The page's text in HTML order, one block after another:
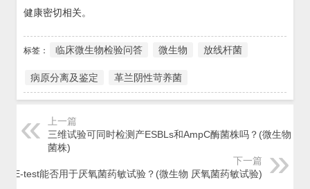
健康密切相关。
标签： 临床微生物检验问答 微生物 放线杆菌
病原分离及鉴定 革兰阴性苛养菌
上一篇
三维试验可同时检测产ESBLs和AmpC酶菌株吗？(微生物 耐
菌株)
下一篇
E-test能否用于厌氧菌药敏试验？(微生物 厌氧菌药敏试验)